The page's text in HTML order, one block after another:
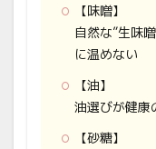
【味噌】
自然な”生味
に温めない
【油】
油選びが健康
【砂糖】